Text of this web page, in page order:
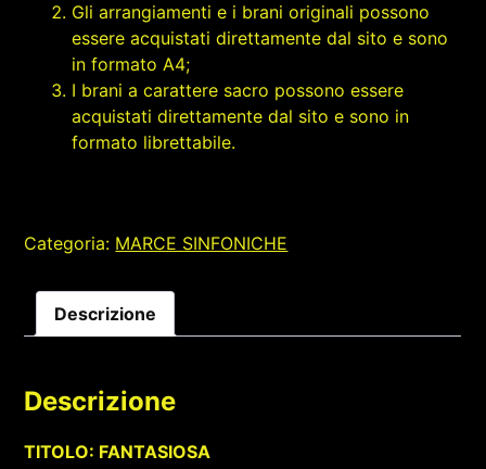
Gli arrangiamenti e i brani originali possono
essere acquistati direttamente dal sito e sono
in formato A4;
I brani a carattere sacro possono essere
acquistati direttamente dal sito e sono in
formato librettabile.
Categoria: MARCE SINFONICHE
Descrizione
Descrizione
TITOLO: FANTASIOSA